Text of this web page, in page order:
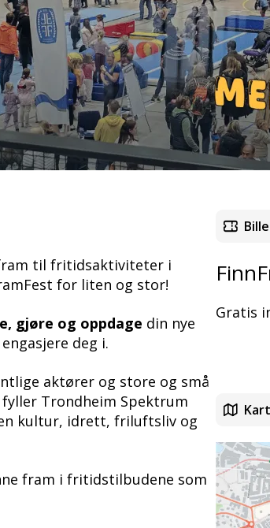
til fritidsaktiviteter i
for liten og stor!
gjøre og oppdage din nye
deg i.
aktører og store og små
Trondheim Spektrum
kultur, idrett, friluftsliv og
fram i fritidstilbudene som
Gratis
Kart